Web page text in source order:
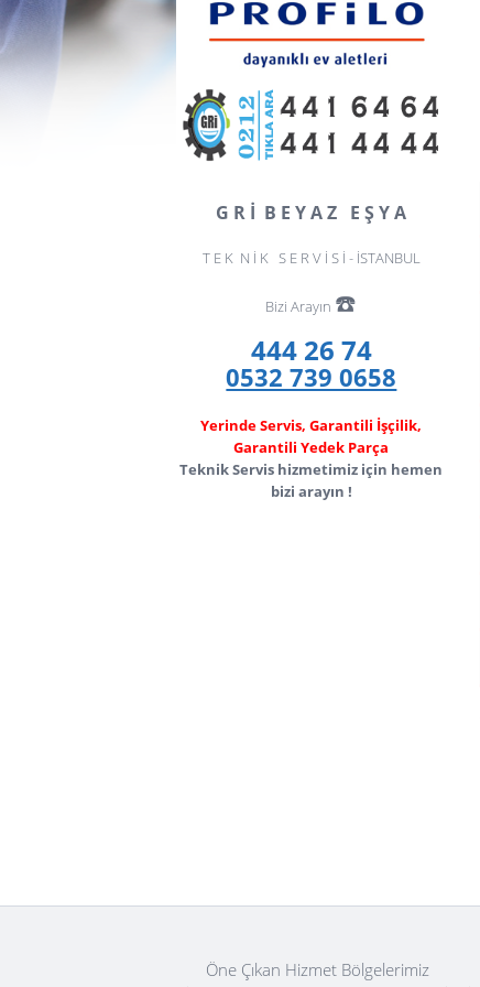
G R İ B E Y A Z E Ş Y A
T E K N İ K S E R V İ S İ - İSTANBUL
Bizi Arayın ☎️
444 26 74
0532 739 0658
Yerinde Servis, Garantili İşçilik,
Garantili Yedek Parça
Teknik Servis hizmetimiz için hemen
bizi arayın !
Öne Çıkan Hizmet Bölgelerimiz